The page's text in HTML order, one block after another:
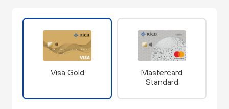
Visa Gold
Masterсard
Standard